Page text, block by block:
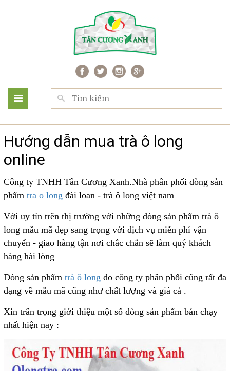
Hướng dẫn mua trà ô long
online
Công ty TNHH Tân Cương Xanh.Nhà phân phối dòng sản
phẩm tra o long đài loan - trà ô long việt nam
Với uy tín trên thị trường với những dòng sản phẩm trà ô
long mẫu mã đẹp sang trọng với dịch vụ miễn phí vận
chuyển - giao hàng tận nơi chắc chắn sẽ làm quý khách
hàng hài lòng
Dòng sản phẩm trà ô long do công ty phân phối cũng rất đa
dạng về mẫu mã cũng như chất lượng và giá cả .
Xin trân trọng giới thiệu một số dòng sản phẩm bán chạy
nhất hiện nay :